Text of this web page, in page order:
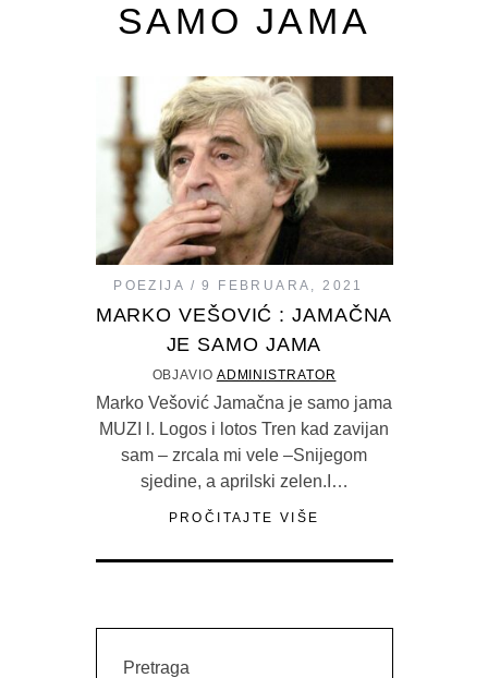
SAMO JAMA
POEZIJA 9 FEBRUARA, 2021
MARKO VEŠOVIĆ : JAMAČNA
JE SAMO JAMA
OBJAVIO ADMINISTRATOR
Marko Vešović Jamačna je samo jama
MUZI l. Logos i lotos Tren kad zavijan
sam – zrcala mi vele –Snijegom
sjedine, a aprilski zelen.I…
PROČITAJTE VIŠE
Pretraga